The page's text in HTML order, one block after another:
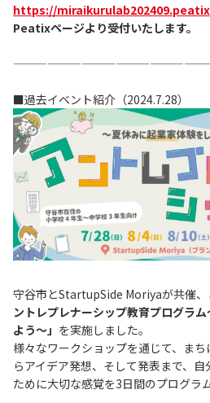
https://
Peatixページより受付いたします。
■過去イベント紹介（2024.7.28）
守谷市とStartupSide Moriyaが共催、
ントレプレナーシップ教育プログラ
よう～」 を実施しました。
様々なワークショップを通じて、ま
らアイデア発想、そして発表まで、
ために大切な感覚を3日間のプログラ